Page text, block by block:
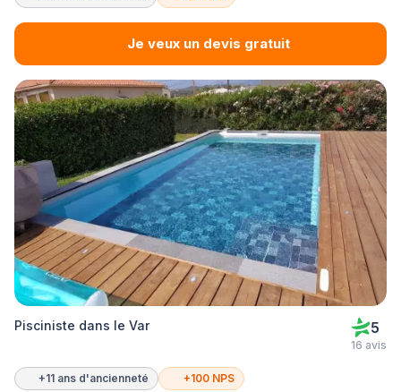
Je veux un devis gratuit
Pisciniste dans le Var 5
16 avis
+11 ans d'ancienneté +100 NPS